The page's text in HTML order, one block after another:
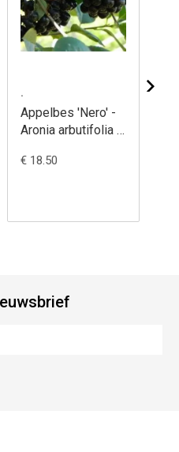
.
Appelbes 'Nero' -
Aronia arbutifolia x
€ 18.50